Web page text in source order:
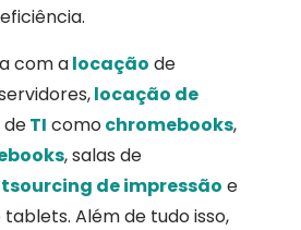
com alocação de
locação de
deTI comochromebooks,
, salas de
de impressão e
tablets. Além de tudo isso,